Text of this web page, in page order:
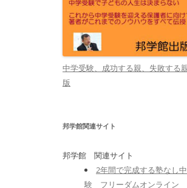
中学受験、成功する親、失敗する
版
邦学館関連サイト
邦学館 関連サイト
2年間で完成する塾なし
験 フリーダムオンライン